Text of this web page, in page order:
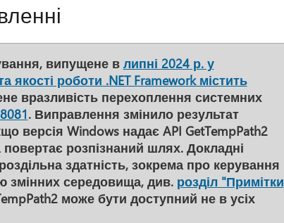
випущене в липні 2024 р. у
роботи .NET Framework містить
вразливість перехоплення системних
. Виправлення змінило результат
версія Windows надає API GetTempPath2
розпізнаний шлях. Докладні
здатність, зокрема про керування
змінних середовища, див. розділ "Примітки
може бути доступний не в усіх